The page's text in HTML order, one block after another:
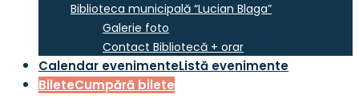
Biblioteca municipală “Lucian Blaga”
Galerie foto
Contact Bibliotecă + orar
Calendar evenimenteListă evenimente
BileteCumpără bilete